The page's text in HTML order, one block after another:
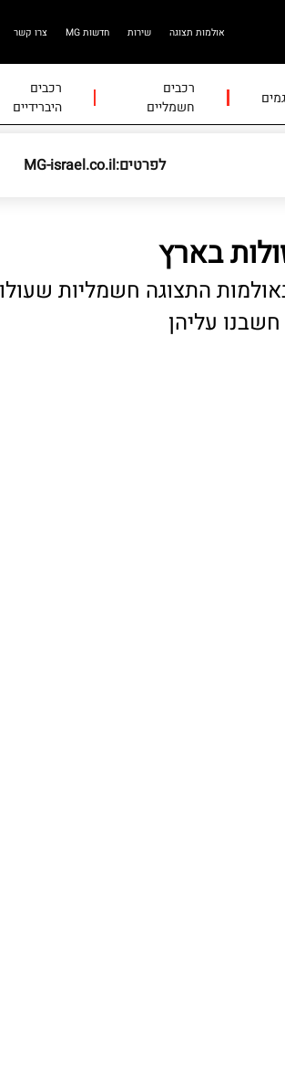
אולמות תצוגה שירות חדשות MG צרו קשר
רכבים
חשמליים
רכבים
היברידיים
לפרטים:MG-israel.co.il
התצוגה חשמליות
עליהן